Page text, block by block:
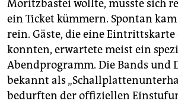
Moritzbastei wollte, musste sich
ein Ticket kümmern. Spontan
rein. Gäste, die eine
konnten, erwartete meist ein
Abendprogramm. Die Bands und
bekannt als
bedurften der offiziellen